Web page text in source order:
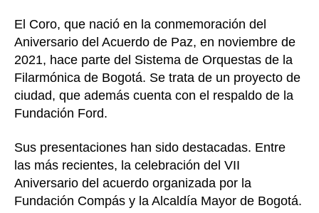
El Coro, que nació en la conmemoración del
Aniversario del Acuerdo de Paz, en noviembre de
2021, hace parte del Sistema de Orquestas de la
Filarmónica de Bogotá. Se trata de un proyecto de
ciudad, que además cuenta con el respaldo de la
Fundación Ford.
Sus presentaciones han sido destacadas. Entre
las más recientes, la celebración del VII
Aniversario del acuerdo organizada por la
Fundación Compás y la Alcaldía Mayor de Bogotá.